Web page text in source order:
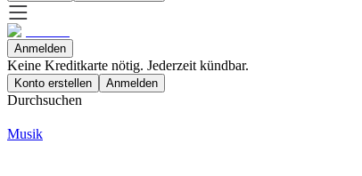
Anmelden
Keine Kreditkarte nötig. Jederzeit kündbar.
Konto erstellen Anmelden
Durchsuchen
Musik